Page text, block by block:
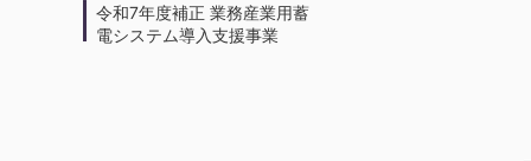
令和7年度補正 業務産業用蓄
電システム導入支援事業